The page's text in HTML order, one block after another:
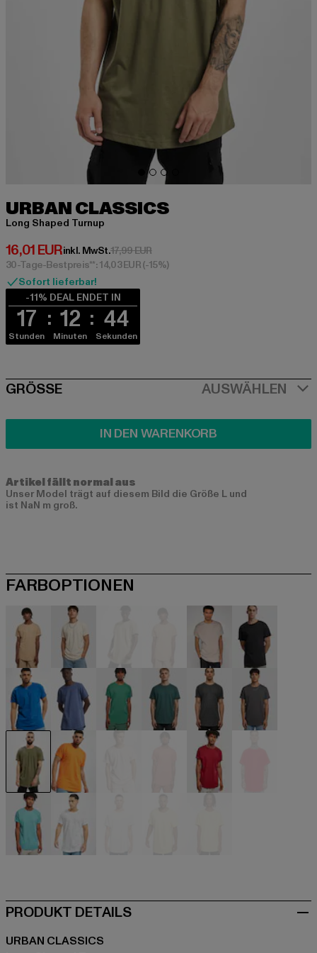
URBAN CLASSICS
Long Shaped Turnup
16,01 EUR
Derzeitiger Preis: 16,01 EUR
inkl. MwSt.17,99 EURAktionspreis: 17,99 EUR
30-Tage-Bestpreis**: 14,03 EUR(-15%)
Sofort lieferbar!
-11% DEAL ENDET IN
17
Stunden
12
Minuten
44
Sekunden
SIZE
GRÖSSE AUSWÄHLEN
IN DEN WARENKORB
Artikel fällt normal aus
Unser Model trägt auf diesem Bild die Größe L und
ist NaN m groß.
FARBOPTIONEN
beige beige beige beige schwarz
blau blau grau
olive orange
PRODUKT DETAILS
URBAN CLASSICS